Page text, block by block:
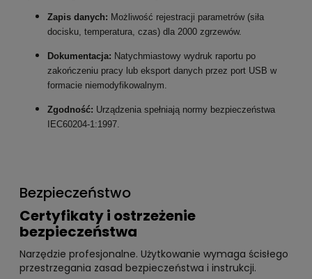
Zapis danych: Możliwość rejestracji parametrów (siła
docisku, temperatura, czas) dla 2000 zgrzewów.
Dokumentacja: Natychmiastowy wydruk raportu po
zakończeniu pracy lub eksport danych przez port USB w
formacie niemodyfikowalnym.
Zgodność: Urządzenia spełniają normy bezpieczeństwa
IEC60204-1:1997.
Bezpieczeństwo
Certyfikaty i ostrzeżenie
bezpieczeństwa
Narzędzie profesjonalne. Użytkowanie wymaga ścisłego
przestrzegania zasad bezpieczeństwa i instrukcji.